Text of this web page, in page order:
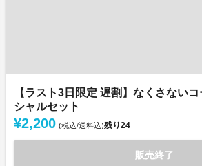
【ラスト3日限定 遅割】なくさない
シャルセット
¥2,200 (税込/送料込)残り24
販売終了